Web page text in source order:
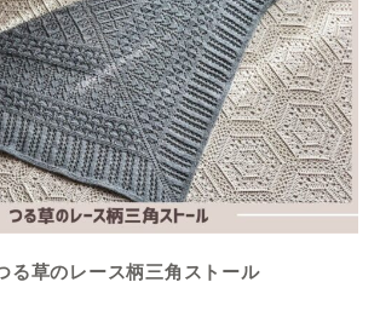
る草のレース柄三角ストール